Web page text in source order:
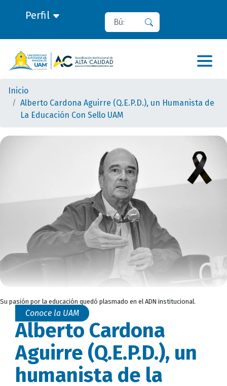
Perfil Buscar
Inicio
Alberto Cardona Aguirre (Q.E.P.D.), un Humanista de
La Educación Con Sello UAM
Su pasión por la educación quedó plasmado en el ADN institucional.
Conoce la UAM
Alberto Cardona
Aguirre (Q.E.P.D.), un
humanista de la